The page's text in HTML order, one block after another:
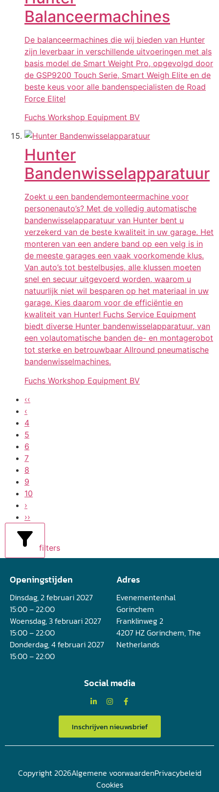
Balanceermachines
De balanceermachines die wij bieden van Hunter
zijn leverbaar in verschillende uitvoeringen met als
basis model de Smart Weight Pro, opgevolgd door
de GSP9200 Touch Serie, Smart Weigh Elite en de
beste keus voor alle bandenspecialisten de Road
Force Elite!
Fuchs Workshop Equipment BV
Hunter
Bandenwisselapparatuur
Zoekt u een bandendemonteermachine voor
personenauto’s? Met de volledig automatische
bandenwisselapparatuur van Hunter bent u
verzekerd van de beste kwaliteit in uw garage. Het
monteren van een andere band op een velg is in
de meeste garages een vaak voorkomende klus.
Van auto’s tot bestelbusjes, alle klussen moeten
snel en secuur uitgevoerd worden, waarom u
natuurlijk niet wil besparen op het materiaal in uw
garage. Kies daarom voor de efficiëntie en
kwaliteit van Hunter! Fuchs Service Equipment
biedt diverse Hunter bandenwisselapparatuur, van
een volautomatische banden de- en montagerobot
tot sterke en betrouwbaar Allround pneumatische
bandenwisselmachines.
Fuchs Workshop Equipment BV
‹‹
‹
4
5
6
7
8
9
10
›
››
filters
Openingstijden
Dinsdag, 2 februari 2027
15:00 – 22:00
Woensdag, 3 februari 2027
15:00 – 22:00
Donderdag, 4 februari 2027
15:00 – 22:00
Adres
Evenementenhal
Gorinchem
Franklinweg 2
4207 HZ Gorinchem, The
Netherlands
Social media
Inschrijven nieuwsbrief
Copyright 2026Algemene voorwaardenPrivacybeleid
Cookies